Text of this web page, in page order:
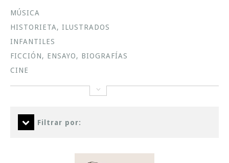
MÚSICA
HISTORIETA, ILUSTRADOS
INFANTILES
FICCIÓN, ENSAYO, BIOGRAFÍAS
CINE
Filtrar por: